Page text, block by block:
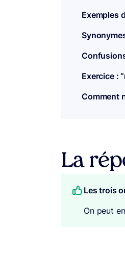
Exemples
Exercice :
Comment
La
Les trois
On peut